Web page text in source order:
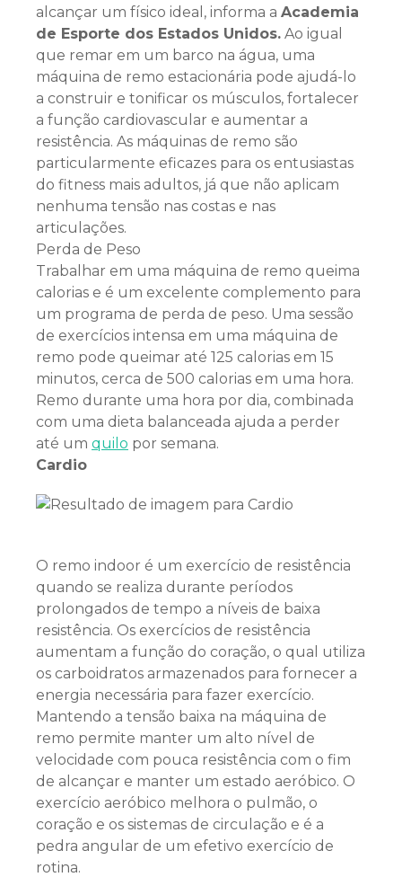
alcançar um físico ideal, informa a Academia
de Esporte dos Estados Unidos. Ao igual
que remar em um barco na água, uma
máquina de remo estacionária pode ajudá-lo
a construir e tonificar os músculos, fortalecer
a função cardiovascular e aumentar a
resistência. As máquinas de remo são
particularmente eficazes para os entusiastas
do fitness mais adultos, já que não aplicam
nenhuma tensão nas costas e nas
articulações.
Perda de Peso
Trabalhar em uma máquina de remo queima
calorias e é um excelente complemento para
um programa de perda de peso. Uma sessão
de exercícios intensa em uma máquina de
remo pode queimar até 125 calorias em 15
minutos, cerca de 500 calorias em uma hora.
Remo durante uma hora por dia, combinada
com uma dieta balanceada ajuda a perder
até um quilo por semana.
Cardio
O remo indoor é um exercício de resistência
quando se realiza durante períodos
prolongados de tempo a níveis de baixa
resistência. Os exercícios de resistência
aumentam a função do coração, o qual utiliza
os carboidratos armazenados para fornecer a
energia necessária para fazer exercício.
Mantendo a tensão baixa na máquina de
remo permite manter um alto nível de
velocidade com pouca resistência com o fim
de alcançar e manter um estado aeróbico. O
exercício aeróbico melhora o pulmão, o
coração e os sistemas de circulação e é a
pedra angular de um efetivo exercício de
rotina.